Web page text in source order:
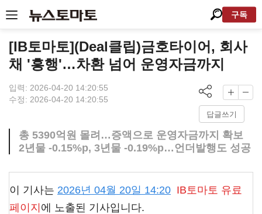
구독
[IB토마토](Deal클립)금호타이어, 회사
채 '흥행'…차환 넘어 운영자금까지
입력: 2026-04-20 14:20:55
수정: 2026-04-20 14:20:55
답글쓰기
총 5390억원 몰려…증액으로 운영자금까지 확보
2년물 -0.15%p, 3년물 -0.19%p…언더발행도 성공
이 기사는 2026년 04월 20일 14:20 IB토마토 유료
페이지 에 노출된 기사입니다.